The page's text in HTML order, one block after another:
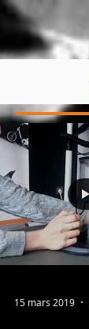
15 mars 2019